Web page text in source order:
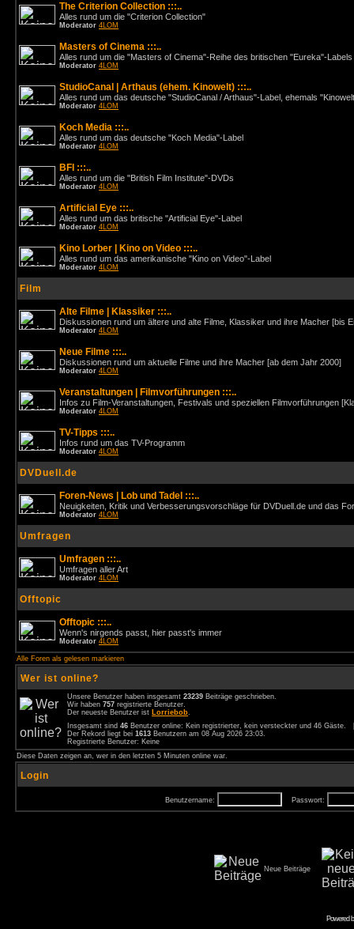
The Criterion Collection :::..
Alles rund um die "Criterion Collection"
Moderator 4LOM
Masters of Cinema :::..
Alles rund um die "Masters of Cinema"-Reihe des britischen "Eureka"-Labels
Moderator 4LOM
StudioCanal | Arthaus (ehem. Kinowelt) :::..
Alles rund um das deutsche "StudioCanal / Arthaus"-Label, ehemals
Moderator 4LOM
Koch Media :::..
Alles rund um das deutsche "Koch Media"-Label
Moderator 4LOM
BFI :::..
Alles rund um die "British Film Institute"-DVDs
Moderator 4LOM
Artificial Eye :::..
Alles rund um das britische "Artificial Eye"-Label
Moderator 4LOM
Kino Lorber | Kino on Video :::..
Alles rund um das amerikanische "Kino on Video"-Label
Moderator 4LOM
Film
Alte Filme | Klassiker :::..
Diskussionen rund um ältere und alte Filme, Klassiker und ihre Macher [bis
Moderator 4LOM
Neue Filme :::..
Diskussionen rund um aktuelle Filme und ihre Macher [ab dem Jahr 2000]
Moderator 4LOM
Veranstaltungen | Filmvorführungen :::..
Infos zu Film-Veranstaltungen, Festivals und speziellen Filmvorführungen
Moderator 4LOM
TV-Tipps :::..
Infos rund um das TV-Programm
Moderator 4LOM
DVDuell.de
Foren-News | Lob und Tadel :::..
Neuigkeiten, Kritik und Verbesserungsvorschläge für DVDuell.de und das
Moderator 4LOM
Umfragen
Umfragen :::..
Umfragen aller Art
Moderator 4LOM
Offtopic
Offtopic :::..
Wenn's nirgends passt, hier passt's immer
Moderator 4LOM
Alle Foren als gelesen markieren
Wer ist online?
Unsere Benutzer haben insgesamt 23239 Beiträge geschrieben.
Wir haben 757 registrierte Benutzer.
Der neueste Benutzer ist Lorriebob.
Insgesamt sind 46 Benutzer online: Kein registrierter, kein versteckter und 46
Der Rekord liegt bei 1613 Benutzern am 08 Aug 2026 23:03.
Registrierte Benutzer: Keine
Diese Daten zeigen an, wer in den letzten 5 Minuten online war.
Login
Benutzername: Passwort:
Neue Beiträge
Powered